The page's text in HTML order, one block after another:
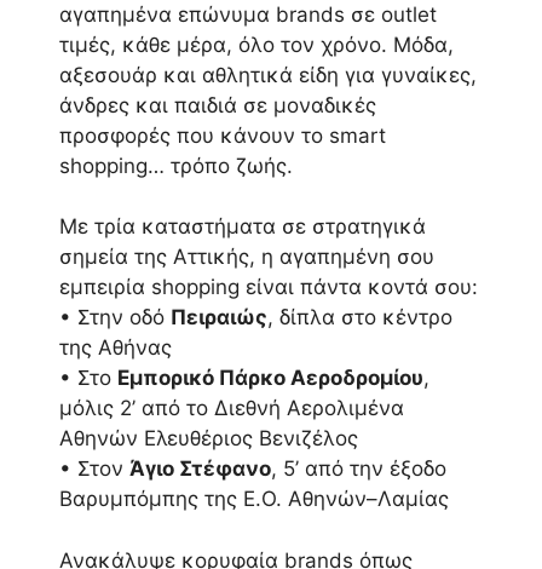
αγαπημένα επώνυμα brands σε outlet
τιμές, κάθε μέρα, όλο τον χρόνο. Μόδα,
αξεσουάρ και αθλητικά είδη για γυναίκες,
άνδρες και παιδιά σε μοναδικές
προσφορές που κάνουν το smart
shopping… τρόπο ζωής.
Με τρία καταστήματα σε στρατηγικά
σημεία της Αττικής, η αγαπημένη σου
εμπειρία shopping είναι πάντα κοντά σου:
• Στην οδό Πειραιώς, δίπλα στο κέντρο
της Αθήνας
• Στο Εμπορικό Πάρκο Αεροδρομίου,
μόλις 2’ από το Διεθνή Αερολιμένα
Αθηνών Ελευθέριος Βενιζέλος
• Στον Άγιο Στέφανο, 5’ από την έξοδο
Βαρυμπόμπης της Ε.Ο. Αθηνών–Λαμίας
Ανακάλυψε κορυφαία brands όπως